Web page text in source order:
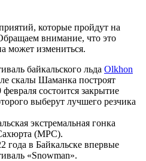
которые пройдут на
внимание, что это
может измениться.
байкальского льда Olkhon
скалы Шаманка построят
состоится закрытие
выберут лучшего резчика
экстремальная гонка
(МРС).
года в Байкальске впервые
«Snowman».